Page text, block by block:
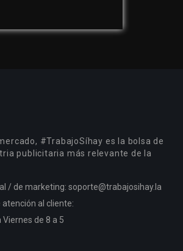
#TrabajoSíhay es la bolsa de
publicitaria más relevante de la
/ de marketing: soporte@trabajosihay.la
atención al cliente:
Viernes de 8 a 5